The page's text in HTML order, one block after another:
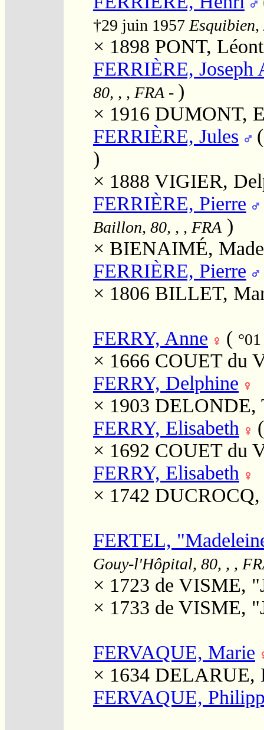
†29 juin 1957
× 1898 PONT,
FERRIÈRE, Joseph
80, , , FRA - )
× 1916 DUMONT,
FERRIÈRE, Jules
)
× 1888 VIGIER,
FERRIÈRE, Pierre
Baillon, 80, , , FRA )
× BIENAIMÉ,
FERRIÈRE, Pierre
× 1806 BILLET,
FERRY, Anne (
× 1666 COUET du
FERRY, Delphine
× 1903 DELONDE,
FERRY, Elisabeth
× 1692 COUET du
FERRY, Elisabeth
× 1742 DUCROCQ,
FERTEL,
Gouy-l'Hôpital, 80, , ,
× 1723 de VISME,
× 1733 de VISME,
FERVAQUE, Marie
× 1634 DELARUE,
FERVAQUE,